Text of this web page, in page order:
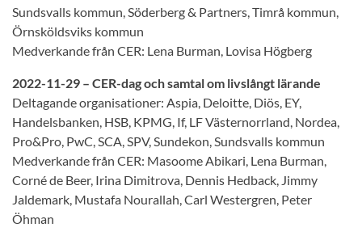
Sundsvalls kommun, Söderberg & Partners, Timrå kommun,
Örnsköldsviks kommun
Medverkande från CER: Lena Burman, Lovisa Högberg
2022-11-29 – CER-dag och samtal om livslångt lärande
Deltagande organisationer: Aspia, Deloitte, Diös, EY,
Handelsbanken, HSB, KPMG, If, LF Västernorrland, Nordea,
Pro&Pro, PwC, SCA, SPV, Sundekon, Sundsvalls kommun
Medverkande från CER: Masoome Abikari, Lena Burman,
Corné de Beer, Irina Dimitrova, Dennis Hedback, Jimmy
Jaldemark, Mustafa Nourallah, Carl Westergren, Peter
Öhman